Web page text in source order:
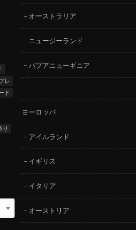
レ
ド
り
オーストラリア
ニュージーランド
パプアニューギニア
ヨーロッパ
アイルランド
イギリス
イタリア
オーストリア